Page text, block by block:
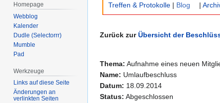
Treffen & Protokolle | Blog |
Zurück zurÜbersicht der
Thema: Aufnahme eines neuen
Name: Umlaufbeschluss
Datum: 18.09.2014
Status: Abgeschlossen
Homepage
Webblog
Kalender
Dudle (Selectorrr)
Mumble
Pad
Werkzeuge
Links auf diese Seite
Änderungen an
verlinkten Seiten